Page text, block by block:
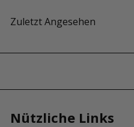
Zuletzt Angesehen
Nützliche Links